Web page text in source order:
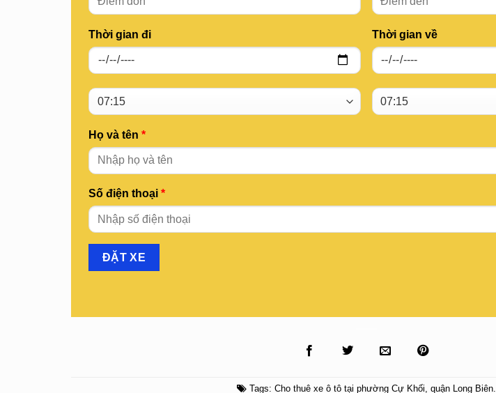
Thời gian đi Thời gian về
Họ và tên *
Số điện thoại *
Tags: Cho thuê xe ô tô tại phường Cự Khối, quận Long Biên.